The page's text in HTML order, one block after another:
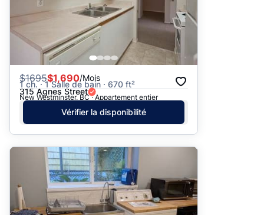
$1695$1,690/Mois
1 ch. · 1 Salle de bain · 670 ft²
315 Agnes Street
New Westminster, BC · Appartement entier
Vérifier la disponibilité